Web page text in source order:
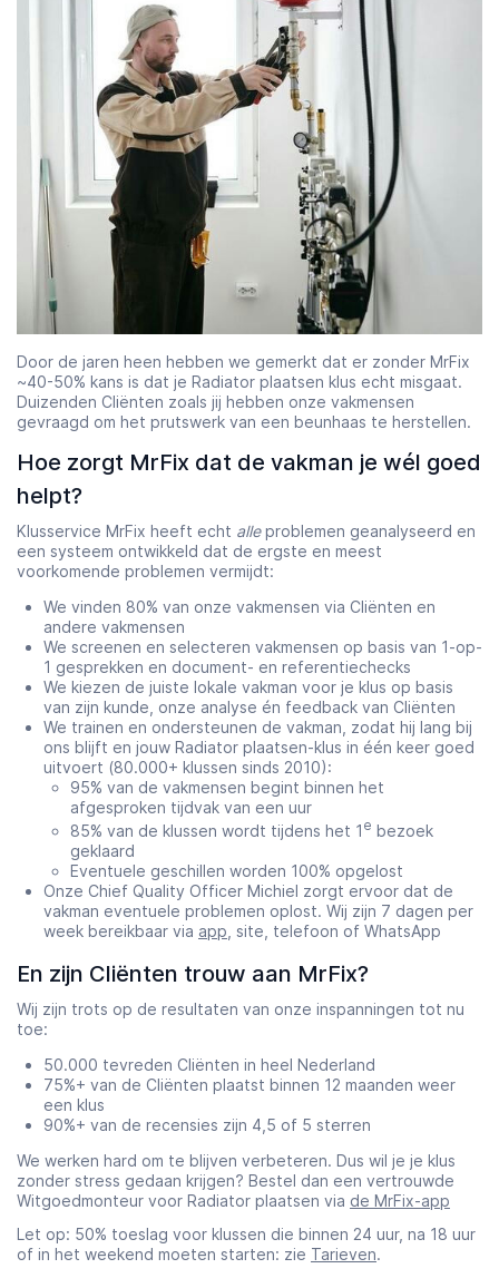
Door de jaren heen hebben we gemerkt dat er zonder MrFix
~40-50% kans is dat je Radiator plaatsen klus echt misgaat.
Duizenden Cliënten zoals jij hebben onze vakmensen
gevraagd om het prutswerk van een beunhaas te herstellen.
Hoe zorgt MrFix dat de vakman je wél goed
helpt?
Klusservice MrFix heeft echt alleproblemen geanalyseerd en
een systeem ontwikkeld dat de ergste en meest
voorkomende problemen vermijdt:
We vinden 80% van onze vakmensen via Cliënten en
andere vakmensen
We screenen en selecteren vakmensen op basis van 1-op-
1 gesprekken en document- en referentiechecks
We kiezen de juiste lokale vakman voor je klus op basis
van zijn kunde, onze analyse én feedback van Cliënten
We trainen en ondersteunen de vakman, zodat hij lang bij
ons blijft en jouw Radiator plaatsen-klus in één keer goed
uitvoert (80.000+ klussen sinds 2010):
95% van de vakmensen begint binnen het
afgesproken tijdvak van een uur
85% van de klussen wordt tijdens het 1 e bezoek
geklaard
Eventuele geschillen worden 100% opgelost
Onze Chief Quality Officer Michiel zorgt ervoor dat de
vakman eventuele problemen oplost. Wij zijn 7 dagen per
week bereikbaar via app , site, telefoon of WhatsApp
En zijn Cliënten trouw aan MrFix?
Wij zijn trots op de resultaten van onze inspanningen tot nu
toe:
50.000 tevreden Cliënten in heel Nederland
75%+ van de Cliënten plaatst binnen 12 maanden weer
een klus
90%+ van de recensies zijn 4,5 of 5 sterren
We werken hard om te blijven verbeteren. Dus wil je je klus
zonder stress gedaan krijgen? Bestel dan een vertrouwde
Witgoedmonteur voor Radiator plaatsen via de MrFix-app
Let op: 50% toeslag voor klussen die binnen 24 uur, na 18 uur
of in het weekend moeten starten: zie Tarieven.